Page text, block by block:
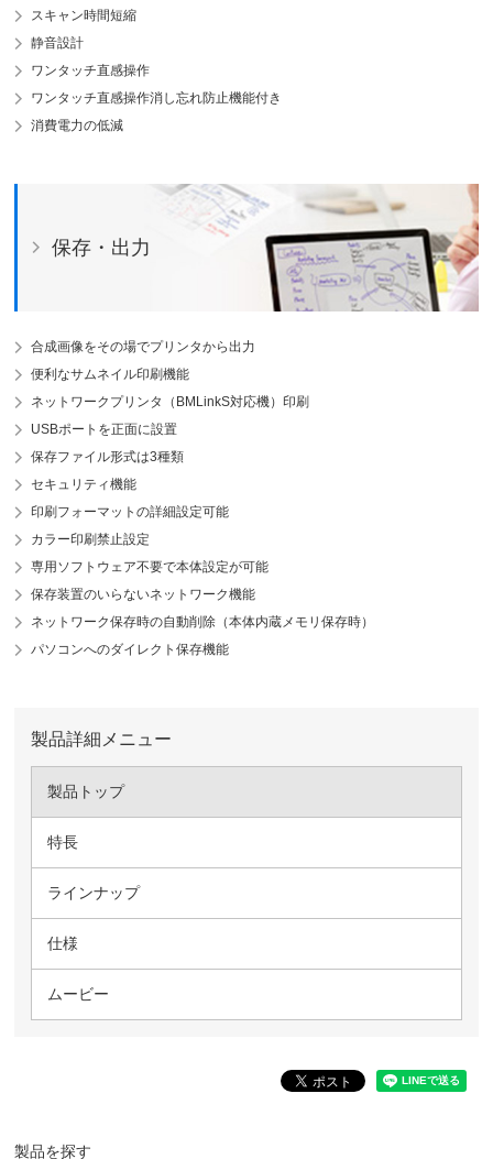
スキャン時間短縮
静音設計
ワンタッチ直感操作
ワンタッチ直感操作消し忘れ防止機能付き
消費電力の低減
保存・出力
合成画像をその場でプリンタから出力
便利なサムネイル印刷機能
ネットワークプリンタ（BMLinkS対応機）印刷
USBポートを正面に設置
保存ファイル形式は3種類
セキュリティ機能
印刷フォーマットの詳細設定可能
カラー印刷禁止設定
専用ソフトウェア不要で本体設定が可能
保存装置のいらないネットワーク機能
ネットワーク保存時の自動削除（本体内蔵メモリ保存時）
パソコンへのダイレクト保存機能
製品詳細メニュー
製品トップ
特長
ラインナップ
仕様
ムービー
製品を探す